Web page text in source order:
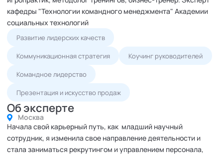
кафедры "Технологии командного менеджмента" Академии
социальных технологий
Развитие лидерских качеств
Коммуникационная стратегия Коучинг руководителей
Командное лидерство
Презентация и искусство продаж
Об эксперте
Москва
Начала свой карьерный путь, как младший научный
сотрудник, я изменила свое направление деятельности и
стала заниматься рекрутингом и управлением персонала,